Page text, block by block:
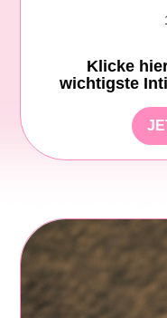
Klicke
wichtigste